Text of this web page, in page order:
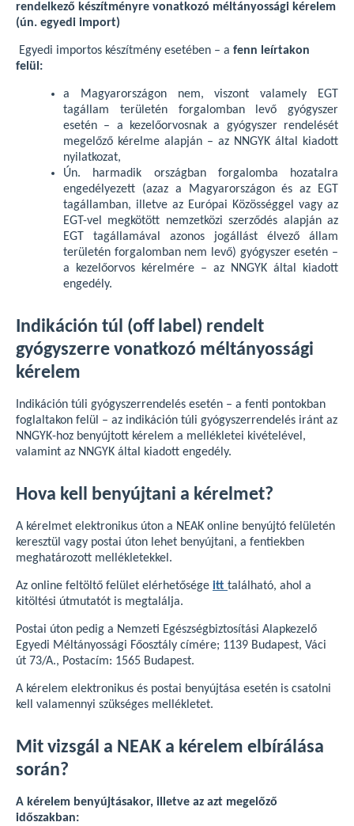
rendelkező készítményre vonatkozó méltányossági kérelem
(ún. egyedi import)
Egyedi importos készítmény esetében – a fenn leírtakon
felül:
a Magyarországon nem, viszont valamely EGT
tagállam területén forgalomban levő gyógyszer
esetén – a kezelőorvosnak a gyógyszer rendelését
megelőző kérelme alapján – az NNGYK által kiadott
nyilatkozat,
Ún. harmadik országban forgalomba hozatalra
engedélyezett (azaz a Magyarországon és az EGT
tagállamban, illetve az Európai Közösséggel vagy az
EGT-vel megkötött nemzetközi szerződés alapján az
EGT tagállamával azonos jogállást élvező állam
területén forgalomban nem levő) gyógyszer esetén –
a kezelőorvos kérelmére – az NNGYK által kiadott
engedély.
Indikáción túl (off label) rendelt
gyógyszerre vonatkozó méltányossági
kérelem
Indikáción túli gyógyszerrendelés esetén – a fenti pontokban
foglaltakon felül – az indikáción túli gyógyszerrendelés iránt az
NNGYK-hoz benyújtott kérelem a mellékletei kivételével,
valamint az NNGYK által kiadott engedély.
Hova kell benyújtani a kérelmet?
A kérelmet elektronikus úton a NEAK online benyújtó felületén
keresztül vagy postai úton lehet benyújtani, a fentiekben
meghatározott mellékletekkel.
Az online feltöltő felület elérhetősége itt található, ahol a
kitöltési útmutatót is megtalálja.
Postai úton pedig a Nemzeti Egészségbiztosítási Alapkezelő
Egyedi Méltányossági Főosztály címére; 1139 Budapest, Váci
út 73/A., Postacím: 1565 Budapest.
A kérelem elektronikus és postai benyújtása esetén is csatolni
kell valamennyi szükséges mellékletet.
Mit vizsgál a NEAK a kérelem elbírálása
során?
A kérelem benyújtásakor, illetve az azt megelőző
időszakban: